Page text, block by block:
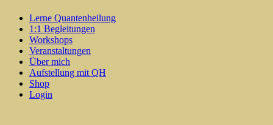
Lerne Quantenheilung
1:1 Begleitungen
Workshops
Veranstaltungen
Über mich
Aufstellung mit QH
Shop
Login